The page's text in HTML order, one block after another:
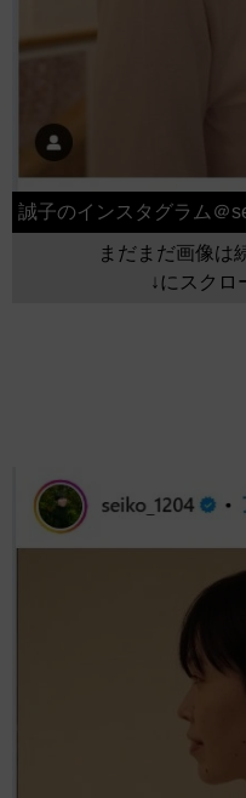
誠子のインスタグラム＠
まだまだ画像は
↓にスクロ